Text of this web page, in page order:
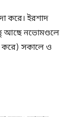
করে। ইরশাদ
আছে নভোমণ্ডলে
করে) সকালে ও